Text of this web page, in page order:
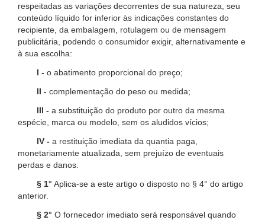
respeitadas as variações decorrentes de sua natureza, seu
conteúdo líquido for inferior às indicações constantes do
recipiente, da embalagem, rotulagem ou de mensagem
publicitária, podendo o consumidor exigir, alternativamente e
à sua escolha:
I - o abatimento proporcional do preço;
II - complementação do peso ou medida;
III - a substituição do produto por outro da mesma
espécie, marca ou modelo, sem os aludidos vícios;
IV - a restituição imediata da quantia paga,
monetariamente atualizada, sem prejuízo de eventuais
perdas e danos.
§ 1° Aplica-se a este artigo o disposto no § 4° do artigo
anterior.
§ 2° O fornecedor imediato será responsável quando